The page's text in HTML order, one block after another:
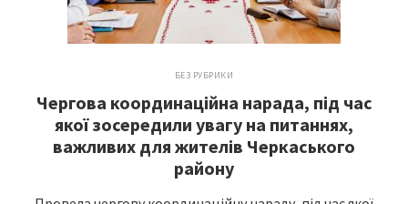
БЕЗ РУБРИКИ
Чергова координаційна нарада, під час
якої зосередили увагу на питаннях,
важливих для жителів Черкаського
району